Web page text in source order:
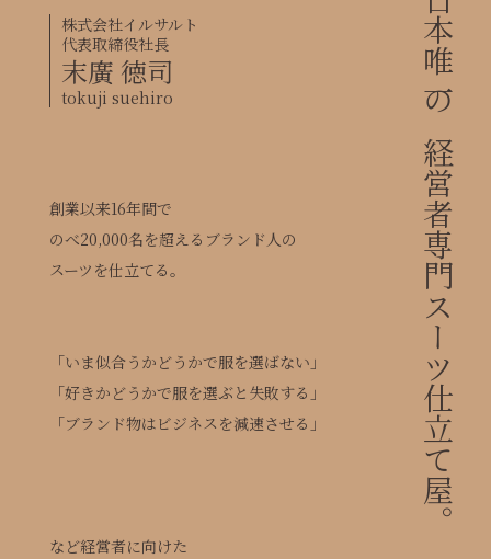
日本唯一の経営者専門スーツ仕立て屋。
株式会社イルサルト
代表取締役社長
末廣 徳司
tokuji suehiro
創業以来16年間で
のべ20,000名を超えるブランド人の
スーツを仕立てる。
「いま似合うかどうかで服を選ばない」
「好きかどうかで服を選ぶと失敗する」
「ブランド物はビジネスを減速させる」
など経営者に向けた